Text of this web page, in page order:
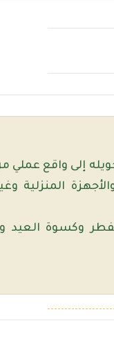
إلى واقع عملي
المنزلية
وكسوة العيد